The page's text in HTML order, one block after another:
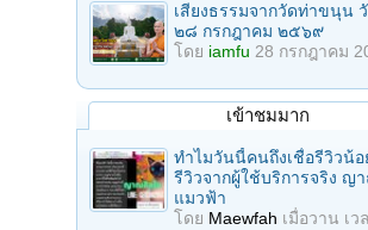
เสียงธรรมจากวัดท่าขนุน
๒๘ กรกฎาคม ๒๕๖๙
โดย iamfu 28 กรกฎาคม
เข้าชมมาก
ทำไมวันนี้คนถึงเชื่อรีวิวน้อ
รีวิวจากผู้ใช้บริการจริง ญ
แมวฟ้า
โดย Maewfah เมื่อวาน เว